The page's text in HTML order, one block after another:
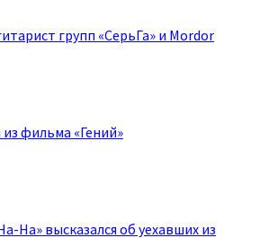
групп «СерьГа» и Mordor
фильма «Гений»
На» высказался об уехавших из